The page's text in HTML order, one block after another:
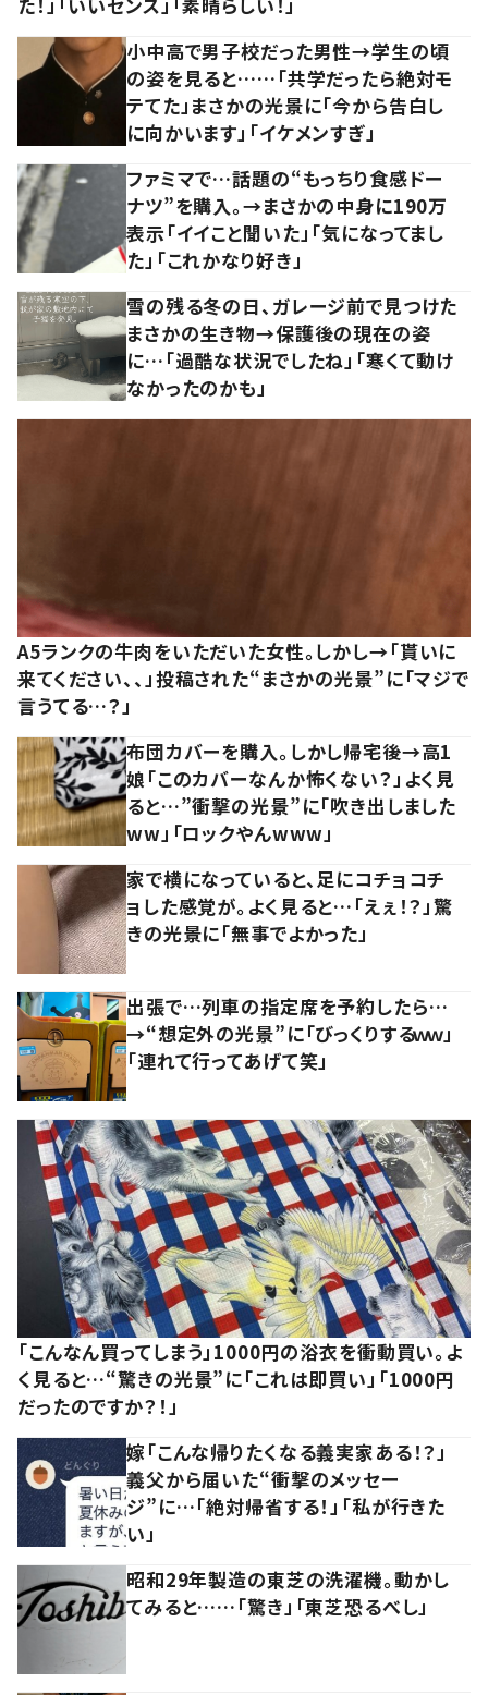
小中高で男子校だった男性→学生の頃
の姿を見ると……「共学だったら絶対モ
テてた」まさかの光景に「今から告白し
に向かいます」「イケメンすぎ」
ファミマで…話題の“もっちり食感ドー
ナツ”を購入。→まさかの中身に190万
表示「イイこと聞いた」「気になってまし
た」「これかなり好き」
雪の残る冬の日、ガレージ前で見つけた
まさかの生き物→保護後の現在の姿
に…「過酷な状況でしたね」「寒くて動け
なかったのかも」
A5ランクの牛肉をいただいた女性。しかし→「貰いに
来てください、、」投稿された“まさかの光景”に「マジで
言うてる…？」
布団カバーを購入。しかし帰宅後→高1
娘「このカバーなんか怖くない？」よく見
ると…”衝撃の光景”に「吹き出しました
ww」「ロックやんwww」
家で横になっていると、足にコチョコチ
ョした感覚が。よく見ると…「えぇ！？」驚
きの光景に「無事でよかった」
出張で…列車の指定席を予約したら…
→“想定外の光景”に「びっくりするｗｗ」
「連れて行ってあげて笑」
「こんなん買ってしまう」1000円の浴衣を衝動買い。よ
く見ると…“驚きの光景”に「これは即買い」「1000円
だったのですか？！」
嫁「こんな帰りたくなる義実家ある！？」
義父から届いた“衝撃のメッセー
ジ”に…「絶対帰省する！」「私が行きた
い」
昭和29年製造の東芝の洗濯機。動かし
てみると……「驚き」「東芝恐るべし」